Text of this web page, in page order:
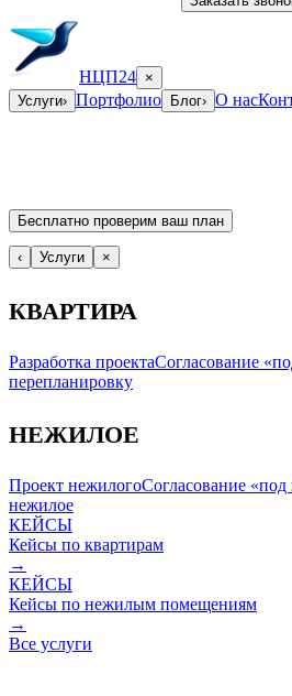
НЦП24 ×
Услуги› Портфолио Блог› О нас
Бесплатно проверим ваш план
‹ Услуги ×
КВАРТИРА
Разработка проектаСогласование
перепланировку
НЕЖИЛОЕ
Проект нежилогоСогласование
нежилое
КЕЙСЫ
Кейсы по квартирам
→
КЕЙСЫ
Кейсы по нежилым помещениям
→
Все услуги